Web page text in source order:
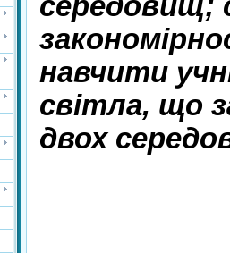
навчити
світла, що
двох